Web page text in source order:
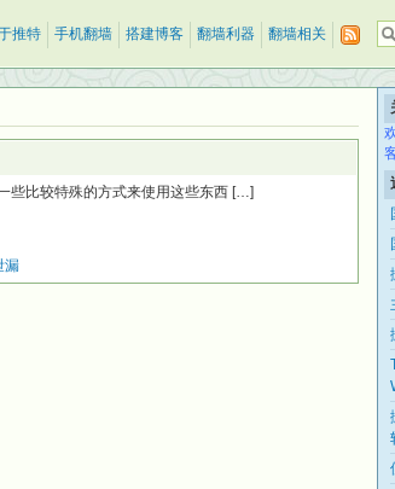
推特 手机翻墙 搭建博客 翻墙利器 翻墙相关
些比较特殊的方式来使用这些东西 […]
漏